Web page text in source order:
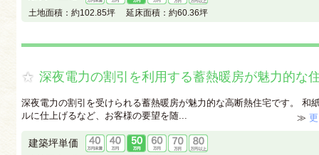
土地面積： 約102.85坪 延床面積： 約60.36坪
深夜電力の割引を利用する蓄熱暖房が魅力的な
深夜電力の割引を受けられる蓄熱暖房が魅力的な高断熱住宅です。 和
ルに仕上げるなど、お客様の要望を随...
≫
建築坪単価